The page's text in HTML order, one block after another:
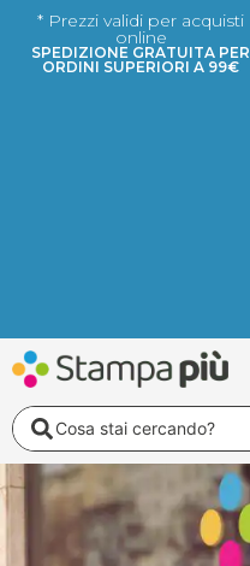
* Prezzi validi per acquisti
online
SPEDIZIONE GRATUITA PER
ORDINI SUPERIORI A 99€
Search
...